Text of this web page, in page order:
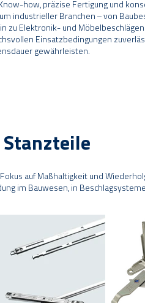
how, präzise Fertigung und
industrieller Branchen – von
zu Elektronik- und Möbelbeschlägen.
Einsatzbedingungen
gewährleisten.
Stanzteile
auf Maßhaltigkeit und
im Bauwesen, in